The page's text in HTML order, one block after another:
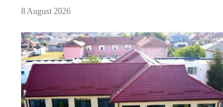
8 August 2026